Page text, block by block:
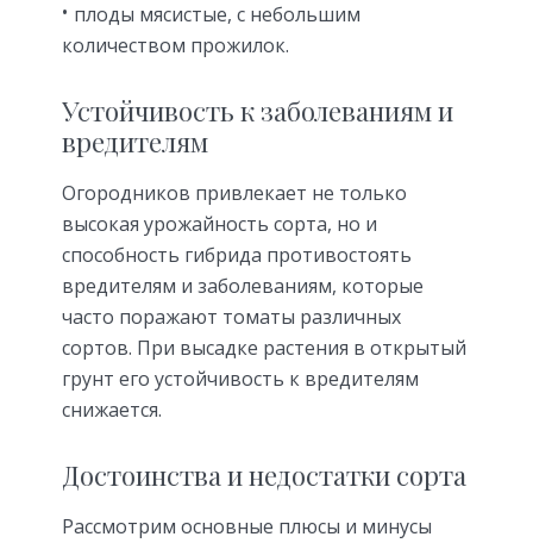
плоды мясистые, с небольшим
количеством прожилок.
Устойчивость к заболеваниям и
вредителям
Огородников привлекает не только
высокая урожайность сорта, но и
способность гибрида противостоять
вредителям и заболеваниям, которые
часто поражают томаты различных
сортов. При высадке растения в открытый
грунт его устойчивость к вредителям
снижается.
Достоинства и недостатки сорта
Рассмотрим основные плюсы и минусы